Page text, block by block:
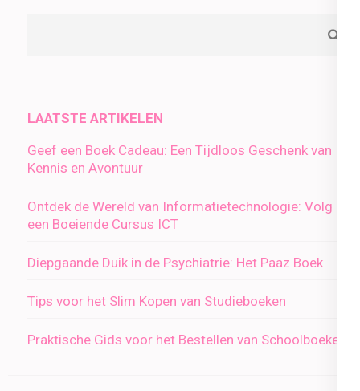
LAATSTE ARTIKELEN
Geef een Boek Cadeau: Een Tijdloos Geschenk van
Kennis en Avontuur
Ontdek de Wereld van Informatietechnologie: Volg
een Boeiende Cursus ICT
Diepgaande Duik in de Psychiatrie: Het Paaz Boek
Tips voor het Slim Kopen van Studieboeken
Praktische Gids voor het Bestellen van Schoolboeken